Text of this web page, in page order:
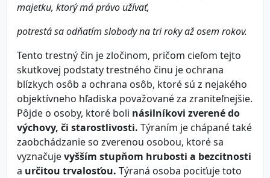
majetku, ktorý má právo užívať,
potrestá sa odňatím slobody na tri roky až osem rokov.
Tento trestný čin je zločinom, pričom cieľom tejto
skutkovej podstaty trestného činu je ochrana
blízkych osôb a ochrana osôb, ktoré sú z nejakého
objektívneho hľadiska považované za zraniteľnejšie.
Pôjde o osoby, ktoré boli násilníkovi zverené do
výchovy, či starostlivosti. Týraním je chápané také
zaobchádzanie so zverenou osobou, ktoré sa
vyznačujevyšším stupňom hrubosti a bezcitnosti
a určitou trvalosťou. Týraná osoba pociťuje toto